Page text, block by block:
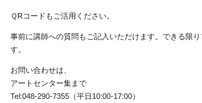
ＱRコードもご活用ください。
事前に講師への質問もご記入いただけます。できる限
す。
お問い合わせは、
アートセンター集まで
Tel:048-290-7355（平日10:00-17:00）